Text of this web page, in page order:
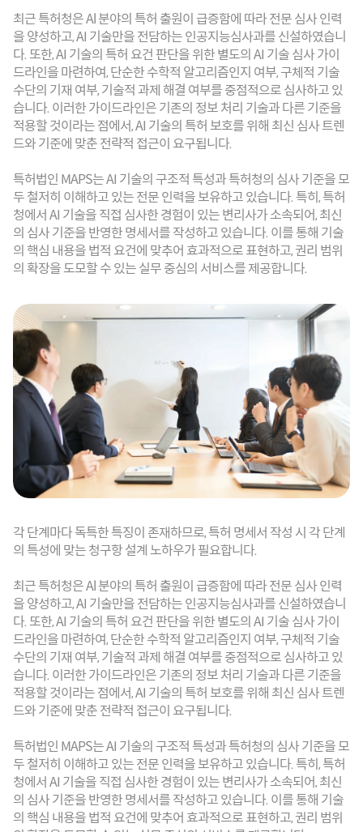
최근 특허청은 Al 분야의 특허 출원이 급증함에 따라 전문 심사 인력
을 양성하고, AI 기술만을 전담하는 인공지능심사과를 신설하였습니
다. 또한, AI 기술의 특허 요건 판단을 위한 별도의 AI 기술 심사 가이
드라인을 마련하여, 단순한 수학적 알고리즘인지 여부, 구체적 기술
수단의 기재 여부, 기술적 과제 해결 여부를 중점적으로 심사하고 있
습니다. 이러한 가이드라인은 기존의 정보 처리 기술과 다른 기준을
적용할 것이라는 점에서, AI 기술의 특허 보호를 위해 최신 심사 트렌
드와 기준에 맞춘 전략적 접근이 요구됩니다.
특허법인 MAPS는 AI 기술의 구조적 특성과 특허청의 심사 기준을 모
두 철저히 이해하고 있는 전문 인력을 보유하고 있습니다. 특히, 특허
청에서 AI 기술을 직접 심사한 경험이 있는 변리사가 소속되어, 최신
의 심사 기준을 반영한 명세서를 작성하고 있습니다. 이를 통해 기술
의 핵심 내용을 법적 요건에 맞추어 효과적으로 표현하고, 권리 범위
의 확장을 도모할 수 있는 실무 중심의 서비스를 제공합니다.
각 단계마다 독특한 특징이 존재하므로, 특허 명세서 작성 시 각 단계
의 특성에 맞는 청구항 설계 노하우가 필요합니다.
최근 특허청은 Al 분야의 특허 출원이 급증함에 따라 전문 심사 인력
을 양성하고, AI 기술만을 전담하는 인공지능심사과를 신설하였습니
다. 또한, AI 기술의 특허 요건 판단을 위한 별도의 AI 기술 심사 가이
드라인을 마련하여, 단순한 수학적 알고리즘인지 여부, 구체적 기술
수단의 기재 여부, 기술적 과제 해결 여부를 중점적으로 심사하고 있
습니다. 이러한 가이드라인은 기존의 정보 처리 기술과 다른 기준을
적용할 것이라는 점에서, AI 기술의 특허 보호를 위해 최신 심사 트렌
드와 기준에 맞춘 전략적 접근이 요구됩니다.
특허법인 MAPS는 AI 기술의 구조적 특성과 특허청의 심사 기준을 모
두 철저히 이해하고 있는 전문 인력을 보유하고 있습니다. 특히, 특허
청에서 AI 기술을 직접 심사한 경험이 있는 변리사가 소속되어, 최신
의 심사 기준을 반영한 명세서를 작성하고 있습니다. 이를 통해 기술
의 핵심 내용을 법적 요건에 맞추어 효과적으로 표현하고, 권리 범위